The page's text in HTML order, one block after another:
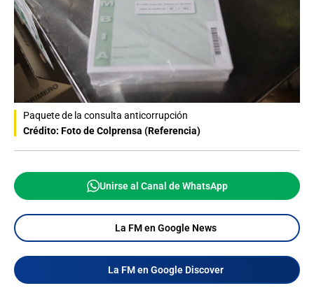
Paquete de la consulta anticorrupción
Crédito: Foto de Colprensa (Referencia)
Unirse al Canal de WhatsApp
La FM en Google News
La FM en Google Discover